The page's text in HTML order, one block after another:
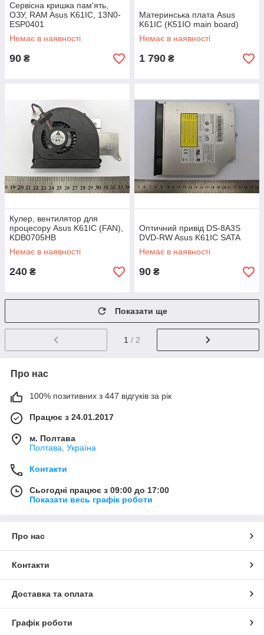
Сервісна кришка пам'ять,
ОЗУ, RAM Asus K61IC, 13N0-
ESP0401
Немає в наявності
90 ₴
Материнська плата Asus
K61IC (K51IO main board)
Немає в наявності
1 790 ₴
Кулер, вентилятор для
процесору Asus K61IC (FAN),
KDB0705HB
Немає в наявності
240 ₴
Оптичний привід DS-8A3S
DVD-RW Asus K61IC SATA
Немає в наявності
90 ₴
Показати ще
1 / 2
Про нас
100% позитивних з 447 відгуків за рік
Працює з 24.01.2017
м. Полтава
Полтава, Україна
Контакти
Сьогодні працює з 09:00 до 17:00
Показати весь графік роботи
Про нас
Контакти
Доставка та оплата
Графік роботи